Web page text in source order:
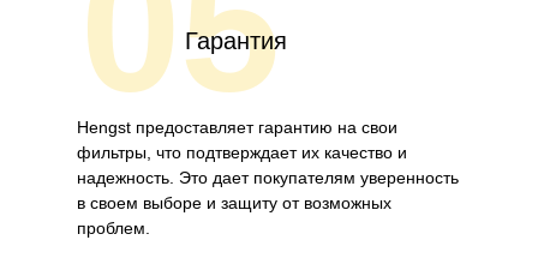
Гарантия
Hengst предоставляет гарантию на свои
фильтры, что подтверждает их качество и
надежность. Это дает покупателям уверенность
в своем выборе и защиту от возможных
проблем.